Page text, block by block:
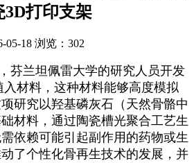
打印支架
05-18 浏览：302
兰坦佩雷大学的研究人员开发
入材料，这种材料能够高度模拟
研究以羟基磷灰石（天然骨骼中
材料，通过陶瓷槽光聚合工艺生
依赖可能引起副作用的药物或生
了个性化骨再生技术的发展，并